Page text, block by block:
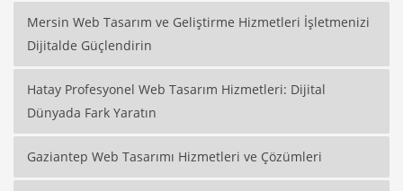
Mersin Web Tasarım ve Geliştirme Hizmetleri İşletmenizi
Dijitalde Güçlendirin
Hatay Profesyonel Web Tasarım Hizmetleri: Dijital
Dünyada Fark Yaratın
Gaziantep Web Tasarımı Hizmetleri ve Çözümleri